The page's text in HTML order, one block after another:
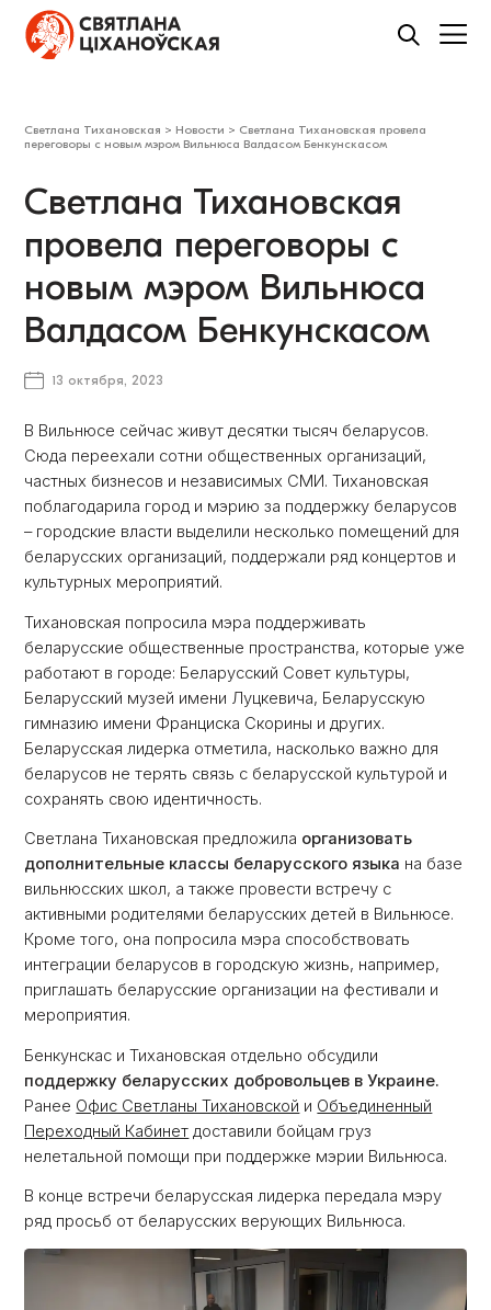
Светлана Тихановская > Новости > Светлана Тихановская провела
переговоры с новым мэром Вильнюса Валдасом Бенкунскасом
Светлана Тихановская
провела переговоры с
новым мэром Вильнюса
Валдасом Бенкунскасом
13 октября, 2023
В Вильнюсе сейчас живут десятки тысяч беларусов.
Сюда переехали сотни общественных организаций,
частных бизнесов и независимых СМИ. Тихановская
поблагодарила город и мэрию за поддержку беларусов
– городские власти выделили несколько помещений для
беларусских организаций, поддержали ряд концертов и
культурных мероприятий.
Тихановская попросила мэра поддерживать
беларусские общественные пространства, которые уже
работают в городе: Беларусский Совет культуры,
Беларусский музей имени Луцкевича, Беларусскую
гимназию имени Франциска Скорины и других.
Беларусская лидерка отметила, насколько важно для
беларусов не терять связь с беларусской культурой и
сохранять свою идентичность.
Светлана Тихановская предложила организовать
дополнительные классы беларусского языка на базе
вильнюсских школ, а также провести встречу с
активными родителями беларусских детей в Вильнюсе.
Кроме того, она попросила мэра способствовать
интеграции беларусов в городскую жизнь, например,
приглашать беларусские организации на фестивали и
мероприятия.
Бенкунскас и Тихановская отдельно обсудили
поддержку беларусских добровольцев в Украине.
Ранее Офис Светланы Тихановской и Объединенный
Переходный Кабинет доставили бойцам груз
нелетальной помощи при поддержке мэрии Вильнюса.
В конце встречи беларусская лидерка передала мэру
ряд просьб от беларусских верующих Вильнюса.